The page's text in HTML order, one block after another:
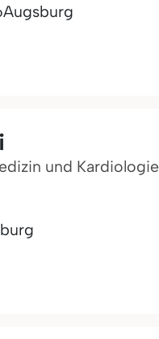
Augsburg
und Kardiologie